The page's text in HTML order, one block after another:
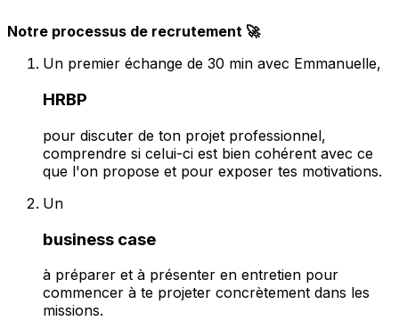
Notre processus de recrutement 🚀
Un premier échange de 30 min avec Emmanuelle,
HRBP
pour discuter de ton projet professionnel,
comprendre si celui-ci est bien cohérent avec ce
que l'on propose et pour exposer tes motivations.
Un
business case
à préparer et à présenter en entretien pour
commencer à te projeter concrètement dans les
missions.